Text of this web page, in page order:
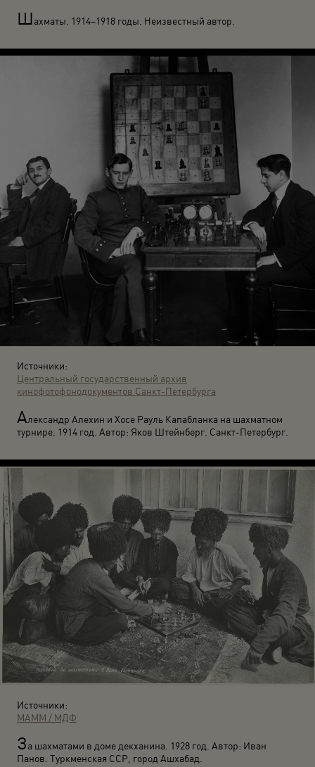
Шахматы. 1914–1918 годы. Неизвестный автор.
Источники:
Центральный государственный архив
кинофотофонодокументов Санкт-Петербурга
Александр Алехин и Хосе Рауль Капабланка на шахматном
турнире. 1914 год. Автор: Яков Штейнберг. Санкт-Петербург.
Источники:
МАММ / МДФ
За шахматами в доме декханина. 1928 год. Автор: Иван
Панов. Туркменская ССР, город Ашхабад.